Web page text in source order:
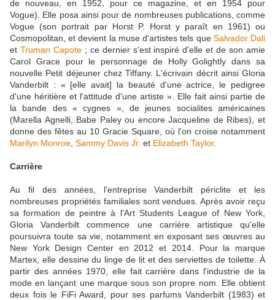
de nouveau, en 1952, pour ce magazine, et en 1954 pour
Vogue). Elle posa ainsi pour de nombreuses publications, comme
Vogue (son portrait par Horst P. Horst y paraît en 1961) ou
Cosmopolitan, et devient la muse d'artistes tels que Salvador Dali
et Truman Capote; ce dernier s'est inspiré d'elle et de son amie
Carol Grace pour le personnage de Holly Golightly dans sa
nouvelle Petit déjeuner chez Tiffany. L'écrivain décrit ainsi Gloria
Vanderbilt : « [elle avait] la beauté d'une actrice, le pedigree
d'une héritière et l'attitude d'une artiste ». Elle fait ainsi partie de
la bande des « cygnes », de jeunes socialites américaines
(Marella Agnelli, Babe Paley ou encore Jacqueline de Ribes), et
donne des fêtes au 10 Gracie Square, où l'on croise notamment
Marilyn Monroe, Sammy Davis Jr. et Elizabeth Taylor.
Carrière
Au fil des années, l'entreprise Vanderbilt périclite et les
nombreuses propriétés familiales sont vendues. Après avoir reçu
sa formation de peintre à l'Art Students League of New York,
Gloria Vanderbilt commence une carrière artistique qu'elle
poursuivra toute sa vie, notamment en exposant ses œuvres au
New York Design Center en 2012 et 2014. Pour la marque
Martex, elle dessine du linge de lit et des serviettes de toilette. À
partir des années 1970, elle fait carrière dans l'industrie de la
mode en lançant une marque sous son propre nom. Elle obtient
deux fois le FiFi Award, pour ses parfums Vanderbilt (1983) et